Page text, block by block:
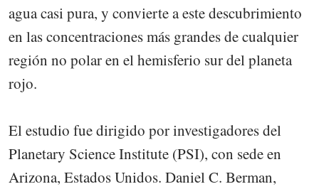
agua casi pura, y convierte a este descubrimiento
en las concentraciones más grandes de cualquier
región no polar en el hemisferio sur del planeta
rojo.
El estudio fue dirigido por investigadores del
Planetary Science Institute (PSI), con sede en
Arizona, Estados Unidos. Daniel C. Berman,